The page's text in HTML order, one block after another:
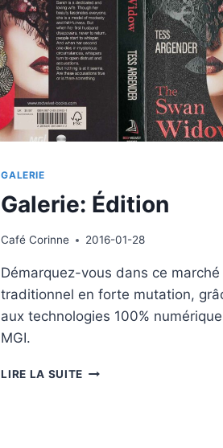
GALERIE
Galerie: Édition
Café Corinne 2016-01-28
Démarquez-vous dans ce marché
traditionnel en forte mutation,
aux technologies 100%
MGI.
LIRE LA SUITE GALERIE: